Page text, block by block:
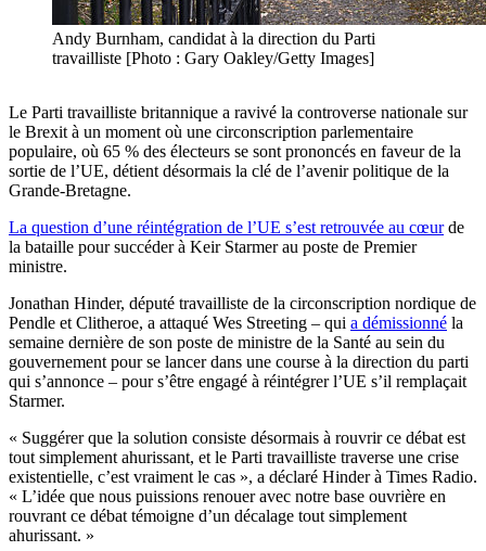
Andy Burnham, candidat à la direction du Parti
travailliste [Photo : Gary Oakley/Getty Images]
Le Parti travailliste britannique a ravivé la controverse nationale sur
le Brexit à un moment où une circonscription parlementaire
populaire, où 65 % des électeurs se sont prononcés en faveur de la
sortie de l’UE, détient désormais la clé de l’avenir politique de la
Grande-Bretagne.
La question d’une réintégration de l’UE s’est retrouvée au cœurde
la bataille pour succéder à Keir Starmer au poste de Premier
ministre.
Jonathan Hinder, député travailliste de la circonscription nordique de
Pendle et Clitheroe, a attaqué Wes Streeting – qui a démissionné la
semaine dernière de son poste de ministre de la Santé au sein du
gouvernement pour se lancer dans une course à la direction du parti
qui s’annonce – pour s’être engagé à réintégrer l’UE s’il remplaçait
Starmer.
« Suggérer que la solution consiste désormais à rouvrir ce débat est
tout simplement ahurissant, et le Parti travailliste traverse une crise
existentielle, c’est vraiment le cas », a déclaré Hinder à Times Radio.
« L’idée que nous puissions renouer avec notre base ouvrière en
rouvrant ce débat témoigne d’un décalage tout simplement
ahurissant. »